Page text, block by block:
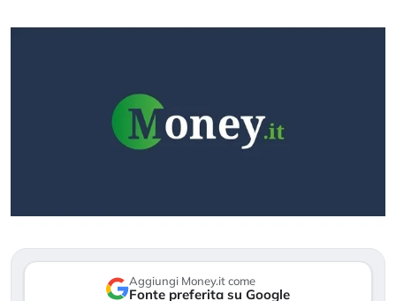
Aggiungi Money.it come
Fonte preferita su Google